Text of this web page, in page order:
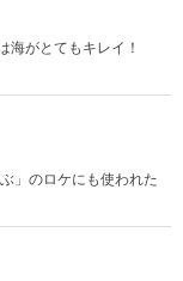
海がとてもキレイ！
」のロケにも使われた